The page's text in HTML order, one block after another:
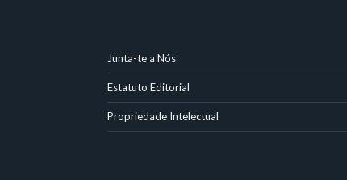
Junta-te a Nós
Estatuto Editorial
Propriedade Intelectual